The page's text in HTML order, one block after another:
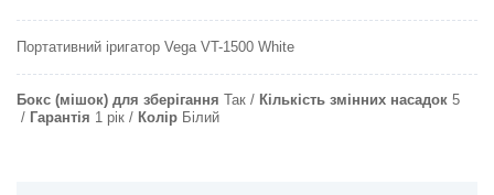
Портативний іригатор Vega VT-1500 White
Бокс (мішок) для зберігання Так Кількість змінних насадок 5
Гарантія 1 рік Колір Білий